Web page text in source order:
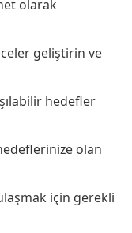
olarak
geliştirin ve
hedefler
olan
için gerekli